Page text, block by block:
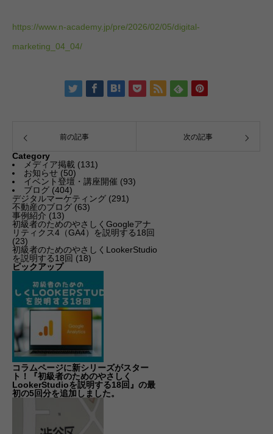
https://www.n-academy.jp/pre/2026/02/05/digital-
marketing_04_04/
前の記事 次の記事
Category
メディア掲載 (131)
お知らせ (50)
イベント登壇・講座開催 (93)
ブログ (404)
デジタルマーケティング (291)
不動産のブログ (63)
事例紹介 (13)
初級者のためのやさしくGoogleアナ
リティクス4（GA4）を説明する18回
(23)
初級者のためのやさしくLookerStudio
を説明する18回 (18)
ピックアップ
コラムページに新シリーズがスター
ト！『初級者のためのやさしく
LookerStudioを説明する18回』の最
初の5回分を追加しました。